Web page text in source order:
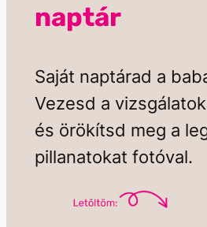
naptár
Saját naptárad a
Vezesd a
és örökítsd meg a
pillanatokat fotóval.